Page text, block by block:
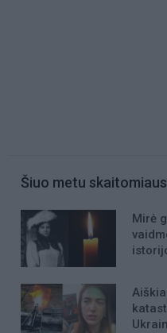
Šiuo metu
Mirė